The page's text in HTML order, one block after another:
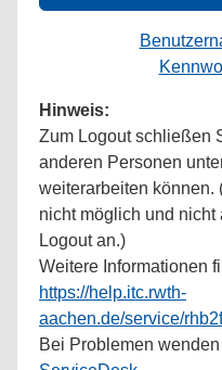
Hinweis:
Zum Logout schließen
anderen Personen
weiterarbeiten können.
nicht möglich und
Logout an.)
Weitere Informationen
https://help.itc.rwth-
aachen.de/service/
Bei Problemen